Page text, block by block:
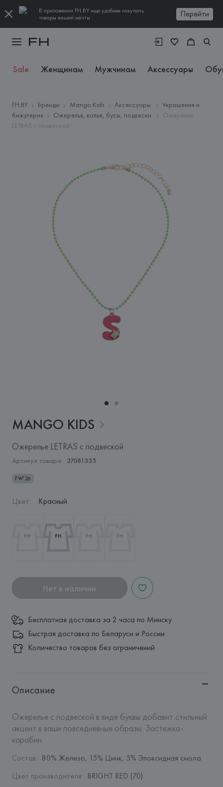
В приложении FH.BY еще удобнее покупать
товары вашей мечты
Перейти
Sale Женщинам Мужчинам Аксессуары
FH.BY Бренды Mango Kids Аксессуары
Украшения и
бижутерия
Ожерелья, колье, бусы, подвески
Ожерелье
LETRAS с подвеской
MANGO KIDS
Ожерелье LETRAS с подвеской
Артикул товара: 37081335
FW'26
Цвет: Красный
Нет в наличии
Бесплатная доставка за 2 часа по Минску
Быстрая доставка по Беларуси и России
Количество товаров без ограничений
Описание
Ожерелье с подвеской в виде буквы добавит стильный
акцент в ваши повседневные образы. Застежка-
карабин.
Состав: 80% Железо, 15% Цинк, 5% Эпоксидная смола
Цвет производителя: BRIGHT RED (70)